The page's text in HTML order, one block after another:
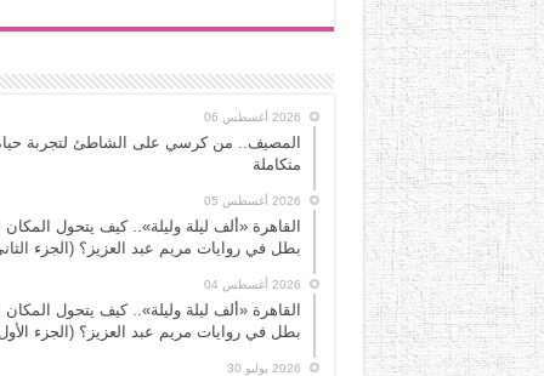
2026 أغسطس 06
المصيف.. من كرسي على الشاطئ لتجربة
متكاملة
2026 أغسطس 05
القاهرة «ألف ليلة وليلة».. كيف يتحول المكان
بطل في روايات مريم عبد العزيز؟ (الجزء
2026 أغسطس 04
القاهرة «ألف ليلة وليلة».. كيف يتحول المكان
بطل في روايات مريم عبد العزيز؟ (الجزء
2026 يوليو 30